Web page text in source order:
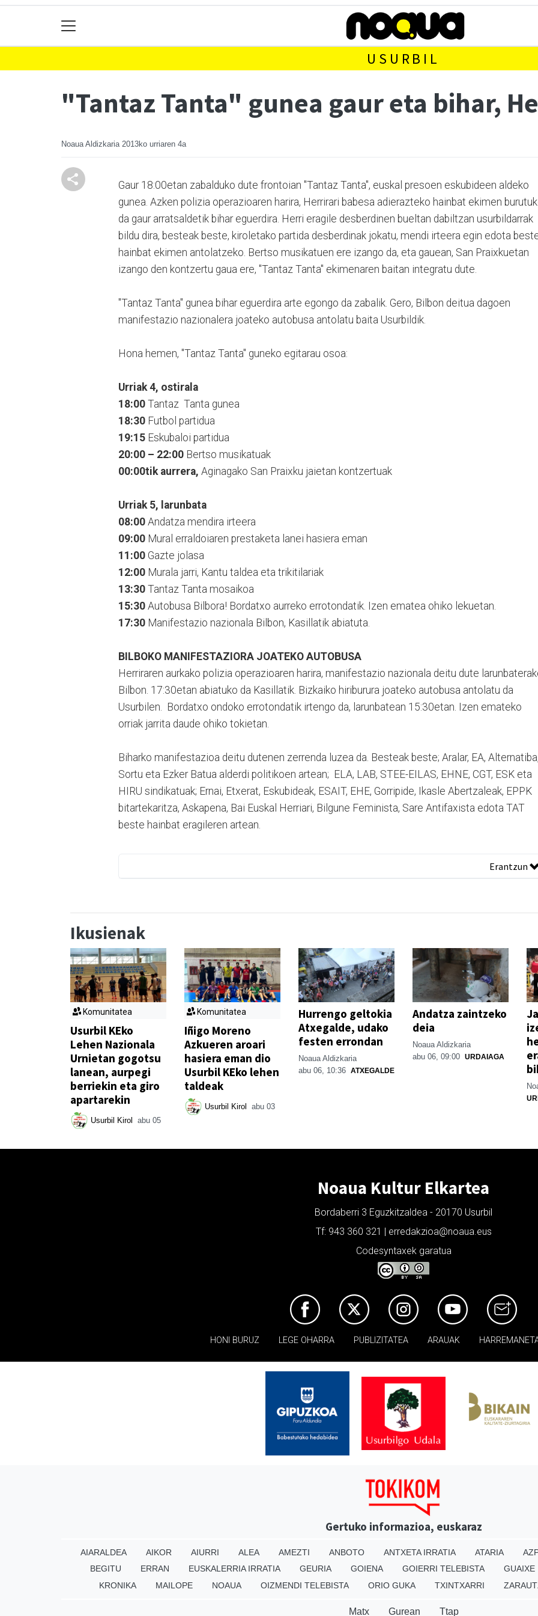
USURBIL
"Tantaz Tanta" gunea gaur eta bihar,
Noaua Aldizkaria 2013ko urriaren 4a
Gaur 18:00etan zabalduko dute frontoian "Tantaz Tanta", euskal presoen eskubideen aldeko
gunea. Azken polizia operazioaren harira, Herrirari babesa adierazteko hainbat ekimen
da gaur arratsaldetik bihar eguerdira. Herri eragile desberdinen bueltan dabiltzan usurbildarrak
bildu dira, besteak beste, kiroletako partida desberdinak jokatu, mendi irteera egin edota
hainbat ekimen antolatzeko. Bertso musikatuen ere izango da, eta gauean, San Praixkuetan
izango den kontzertu gaua ere, "Tantaz Tanta" ekimenaren baitan integratu dute.
"Tantaz Tanta" gunea bihar eguerdira arte egongo da zabalik. Gero, Bilbon deitua dagoen
manifestazio nazionalera joateko autobusa antolatu baita Usurbildik.
Hona hemen, "Tantaz Tanta" guneko egitarau osoa:
Urriak 4, ostirala
18:00 Tantaz Tanta gunea
18:30 Futbol partidua
19:15 Eskubaloi partidua
20:00 – 22:00 Bertso musikatuak
00:00tik aurrera, Aginagako San Praixku jaietan kontzertuak
Urriak 5, larunbata
08:00 Andatza mendira irteera
09:00 Mural erraldoiaren prestaketa lanei hasiera eman
11:00 Gazte jolasa
12:00 Murala jarri, Kantu taldea eta trikitilariak
13:30 Tantaz Tanta mosaikoa
15:30 Autobusa Bilbora! Bordatxo aurreko errotondatik. Izen ematea ohiko lekuetan.
17:30 Manifestazio nazionala Bilbon, Kasillatik abiatuta.
BILBOKO MANIFESTAZIORA JOATEKO AUTOBUSA
Herriraren aurkako polizia operazioaren harira, manifestazio nazionala deitu dute
Bilbon. 17:30etan abiatuko da Kasillatik. Bizkaiko hiriburura joateko autobusa antolatu da
Usurbilen. Bordatxo ondoko errotondatik irtengo da, larunbatean 15:30etan. Izen emateko
orriak jarrita daude ohiko tokietan.
Biharko manifestazioa deitu dutenen zerrenda luzea da. Besteak beste; Aralar, EA,
Sortu eta Ezker Batua alderdi politikoen artean; ELA, LAB, STEE-EILAS, EHNE, CGT, ESK eta
HIRU sindikatuak; Ernai, Etxerat, Eskubideak, ESAIT, EHE, Gorripide, Ikasle Abertzaleak, EPPK
bitartekaritza, Askapena, Bai Euskal Herriari, Bilgune Feminista, Sare Antifaxista edota TAT
beste hainbat eragileren artean.
Erantzun
Ikusienak
Komunitatea
Usurbil KEko
Lehen Nazionala
Urnietan gogotsu
lanean, aurpegi
berriekin eta giro
apartarekin
Usurbil Kirol abu 05
Komunitatea
Iñigo Moreno
Azkueren aroari
hasiera eman dio
Usurbil KEko lehen
taldeak
Usurbil Kirol abu 03
Hurrengo geltokia
Atxegalde, udako
festen errondan
Noaua Aldizkaria
abu 06, 10:36 ATXEGALDE
Andatza zaintzeko
deia
Noaua Aldizkaria
abu 06, 09:00 URDAIAGA
Noaua Kultur Elkartea
Bordaberri 3 Eguzkitzaldea - 20170 Usurbil
Tf: 943 360 321 | erredakzioa@noaua.eus
Codesyntaxek garatua
HONI BURUZ LEGE OHARRA PUBLIZITATEA ARAUAK
Gertuko informazioa, euskaraz
AIARALDEA AIKOR AIURRI ALEA AMEZTI ANBOTO ANTXETA IRRATIA ATARIA
BEGITU
ERRAN EUSKALERRIA IRRATIA GEURIA GOIENA GOIERRI TELEBISTA
GUAIXE
KRONIKA
MAILOPE NOAUA OIZMENDI TELEBISTA ORIO GUKA TXINTXARRI
Matx Gurean Ttap